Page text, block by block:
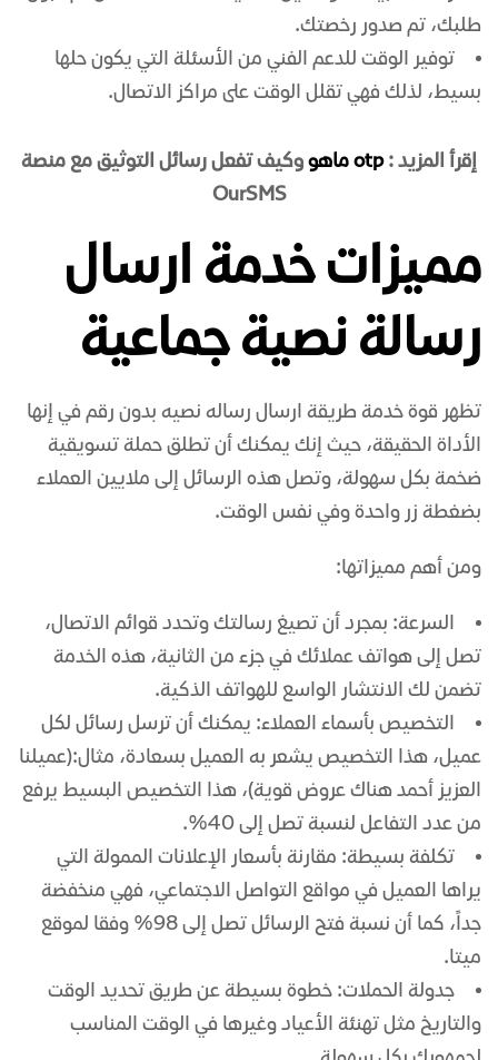
طلبك، تم صدور رخصتك.
توفير الوقت للدعم الفني من الأسئلة التي يكون حلها
بسيط، لذلك فهي تقلل الوقت على مراكز الاتصال.
إقرأ المزيد :otp ماهو
وكيف تفعل رسائل التوثيق مع منصة
OurSMS
مميزات خدمة ارسال
رسالة نصية جماعية
تظهر قوة خدمة طريقة ارسال رساله نصيه بدون رقم في إنها
الأداة الحقيقة، حيث إنك يمكنك أن تطلق حملة تسويقية
ضخمة بكل سهولة، وتصل هذه الرسائل إلى ملايين العملاء
بضغطة زر واحدة وفي نفس الوقت.
ومن أهم مميزاتها:
السرعة: بمجرد أن تصيغ رسالتك وتحدد قوائم الاتصال،
تصل إلى هواتف عملائك في جزء من الثانية، هذه الخدمة
تضمن لك الانتشار الواسع للهواتف الذكية.
التخصيص بأسماء العملاء: يمكنك أن ترسل رسائل لكل
عميل، هذا التخصيص يشعر به العميل بسعادة، مثال:(عميلنا
العزيز أحمد هناك عروض قوية)، هذا التخصيص البسيط يرفع
من عدد التفاعل لنسبة تصل إلى 40%.
تكلفة بسيطة: مقارنة بأسعار الإعلانات الممولة التي
يراها العميل في مواقع التواصل الاجتماعي، فهي منخفضة
جداً، كما أن نسبة فتح الرسائل تصل إلى 98% وفقا لموقع
ميتا.
جدولة الحملات: خطوة بسيطة عن طريق تحديد الوقت
والتاريخ مثل تهنئة الأعياد وغيرها في الوقت المناسب